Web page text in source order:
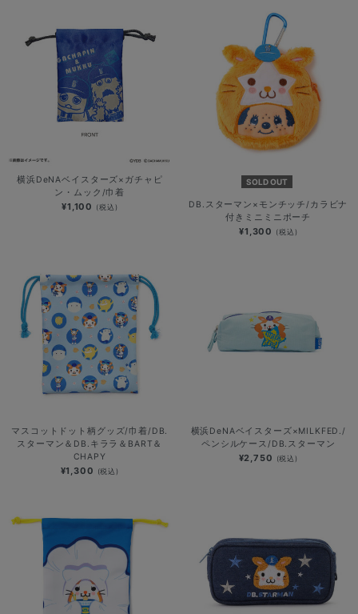
横浜DeNAベイスターズ×ガチャピ
ン・ムック/巾着
¥1,100 (税込)
SOLD OUT
DB.スターマン×モンチッチ/カラビナ
付きミニミニポーチ
¥1,300 (税込)
マスコットドット柄グッズ/巾着/DB.
スターマン＆DB.キララ＆BART＆
CHAPY
¥1,300 (税込)
横浜DeNAベイスターズ×MILKFED./
ペンシルケース/DB.スターマン
¥2,750 (税込)